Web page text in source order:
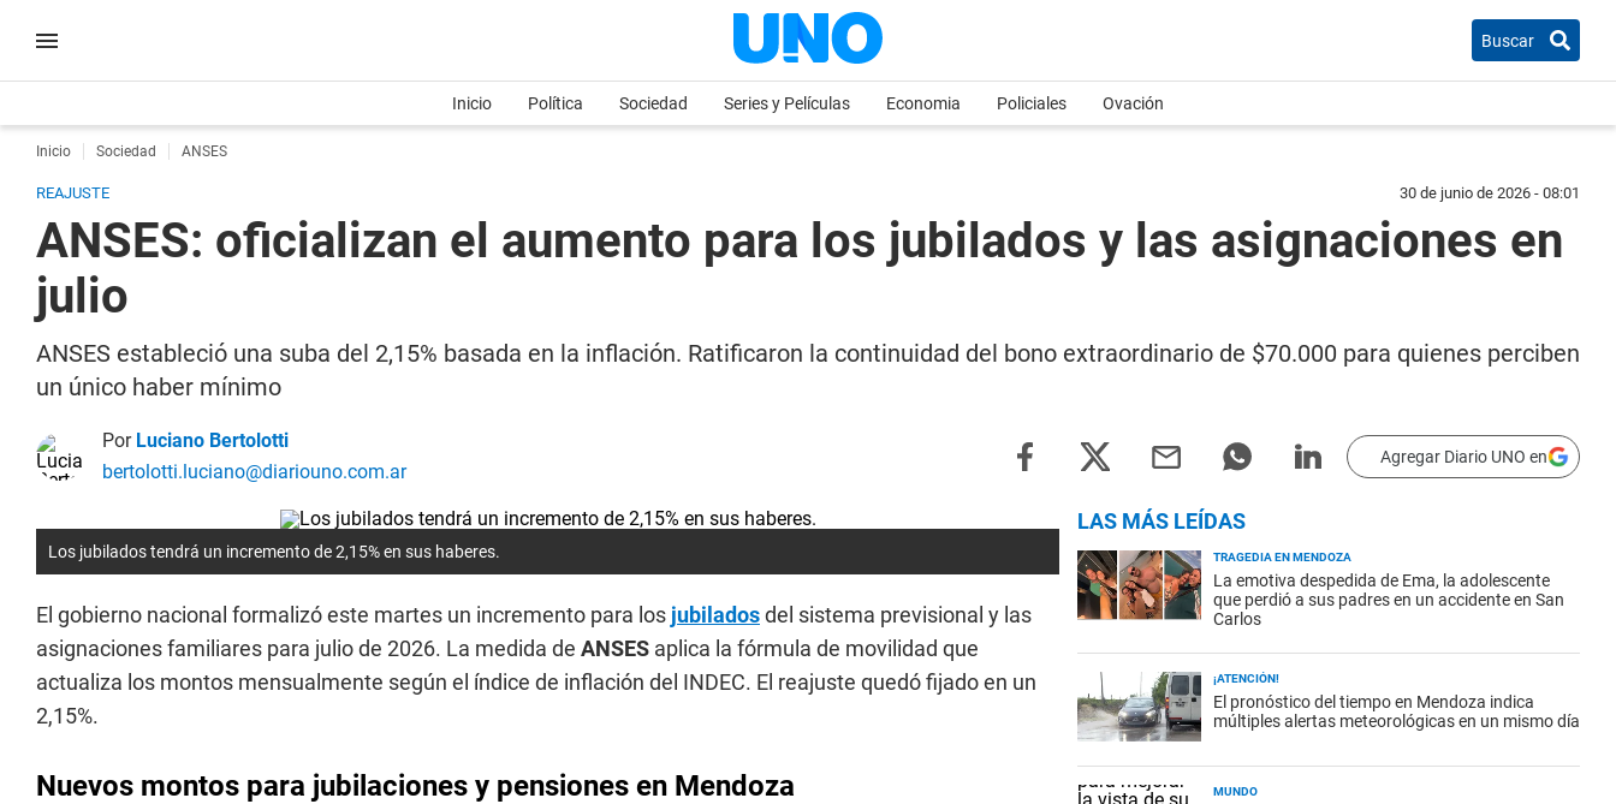
Buscar
Inicio Política Sociedad Series y Películas Economia Policiales Ovación
Inicio Sociedad ANSES
REAJUSTE 30 de junio de 2026 - 08:01
ANSES: oficializan el aumento para los jubilados y las asignaciones en
julio
ANSES estableció una suba del 2,15% basada en la inflación. Ratificaron la continuidad del bono extraordinario de $70.000 para quienes perciben
un único haber mínimo
Por Luciano Bertolotti
bertolotti.luciano@diariouno.com.ar
Agregar Diario UNO en
Los jubilados tendrá un incremento de 2,15% en sus haberes.
El gobierno nacional formalizó este martes un incremento para los jubiladosdel sistema previsional y las
asignaciones familiares para julio de 2026. La medida de ANSES aplica la fórmula de movilidad que
actualiza los montos mensualmente según el índice de inflación del INDEC. El reajuste quedó fijado en un
2,15%.
Nuevos montos para jubilaciones y pensiones en Mendoza
LAS MÁS LEÍDAS
TRAGEDIA EN MENDOZA
La emotiva despedida de Ema, la adolescente
que perdió a sus padres en un accidente en San
Carlos
¡ATENCIÓN!
El pronóstico del tiempo en Mendoza indica
múltiples alertas meteorológicas en un mismo día
MUNDO